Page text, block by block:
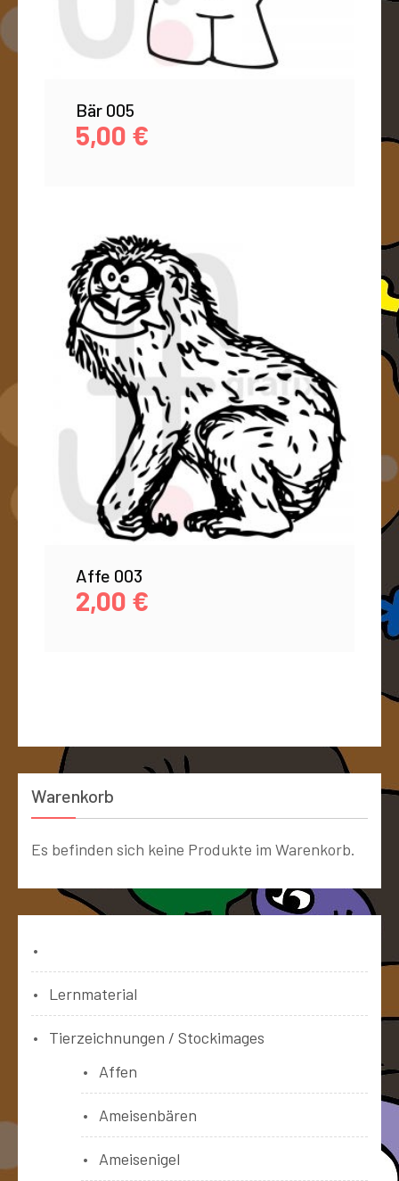
Bär 005
5,00 €
Affe 003
2,00 €
Warenkorb
Es befinden sich keine Produkte im Warenkorb.
Lernmaterial
Tierzeichnungen / Stockimages
Affen
Ameisenbären
Ameisenigel